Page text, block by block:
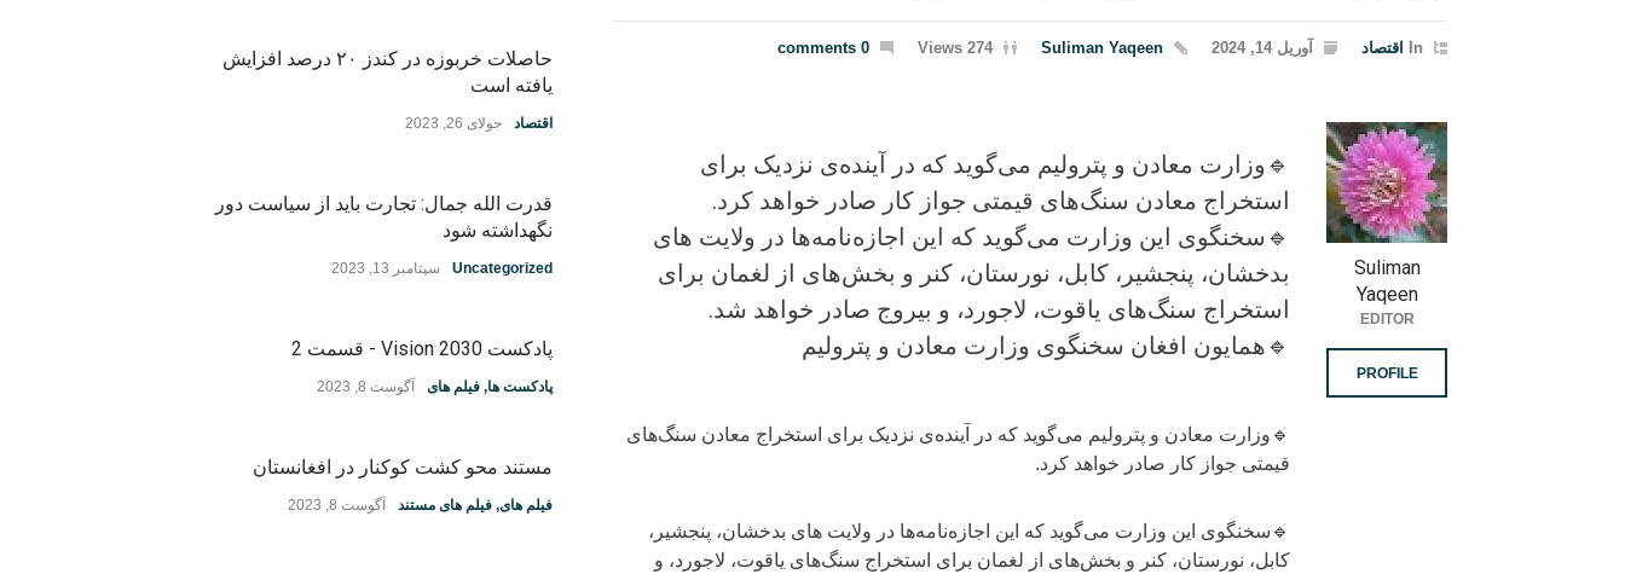
In اقتصاد آوریل 14, 2024 Suliman Yaqeen
274 Views
0 comments
🔹وزارت معادن و پترولیم می‌گوید که در آینده‌ی نزدیک برای
استخراج معادن سنگ‌های قیمتی جواز کار صادر خواهد کرد.
🔹سخنگوی این وزارت می‌گوید که این اجازه‌نامه‌ها در ولایت های
بدخشان، پنجشیر، کابل، نورستان، کنر و بخش‌های از لغمان برای
استخراج سنگ‌های یاقوت، لاجورد، و بیروج صادر خواهد شد.
🔹همایون افغان سخنگوی وزارت معادن و پترولیم
🔹وزارت معادن و پترولیم می‌گوید که در آینده‌ی نزدیک برای استخراج معادن سنگ‌های
قیمتی جواز کار صادر خواهد کرد.
🔹سخنگوی این وزارت می‌گوید که این اجازه‌نامه‌ها در ولایت های بدخشان، پنجشیر،
کابل، نورستان، کنر و بخش‌های از لغمان برای استخراج سنگ‌های یاقوت، لاجورد، و
Suliman
Yaqeen
EDITOR
PROFILE
حاصلات خربوزه در کندز ۲۰ درصد افزایش
یافته است
اقتصاد جولای 26, 2023
قدرت الله جمال: تجارت باید از سیاست دور
نگهداشته شود
Uncategorized سپتامبر 13, 2023
پادکست Vision 2030 - قسمت 2
پادکست ها, فیلم های آگوست 8, 2023
مستند محو کشت کوکنار در افغانستان
فیلم های, فیلم های مستند آگوست 8, 2023